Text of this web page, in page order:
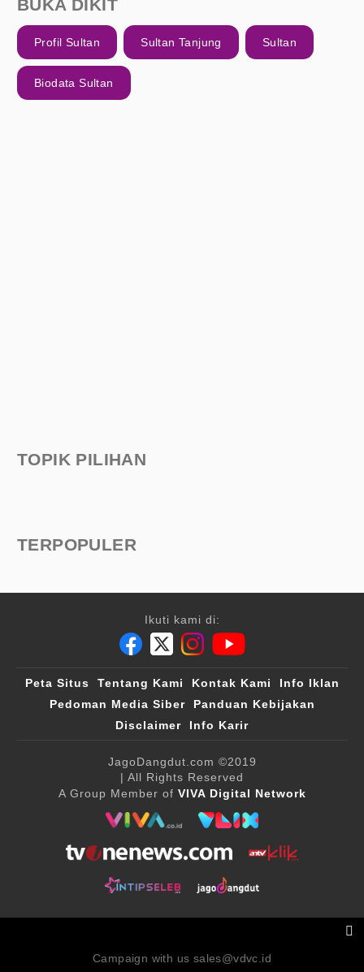
BUKA DIKIT
Profil Sultan Sultan Tanjung Sultan
Biodata Sultan
TOPIK PILIHAN
TERPOPULER
Ikuti kami di:
Peta Situs Tentang Kami Kontak Kami
Info Iklan
Pedoman Media Siber
Panduan Kebijakan
Disclaimer
Info Karir
JagoDangdut.com ©2019
| All Rights Reserved
A Group Member of VIVA Digital Network
